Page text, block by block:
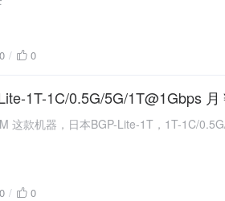
0 0
1T-1C/0.5G/5G/1T@1Gbps
这款机器，日本BGP-Lite-1T，1T-1C/
0 0